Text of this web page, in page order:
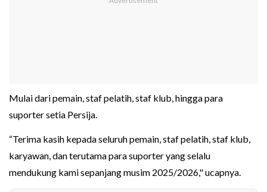
Mulai dari pemain, staf pelatih, staf klub, hingga para
suporter setia Persija.
“Terima kasih kepada seluruh pemain, staf pelatih, staf klub,
karyawan, dan terutama para suporter yang selalu
mendukung kami sepanjang musim 2025/2026," ucapnya.